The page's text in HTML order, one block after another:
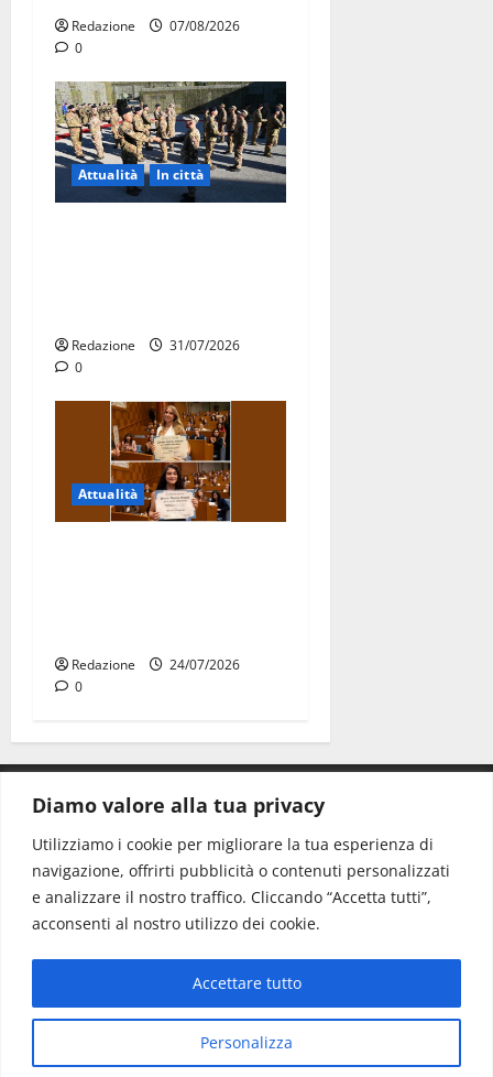
Diamo valore alla tua privacy
Utilizziamo i cookie per migliorare la tua esperienza di
navigazione, offrirti pubblicità o contenuti personalizzati
e analizzare il nostro traffico. Cliccando “Accetta tutti”,
acconsenti al nostro utilizzo dei cookie.
Personalizza
Accettare tutto
Redazione
07/08/2026
0
Attualità In città
Redazione
31/07/2026
0
Attualità
Redazione
24/07/2026
0
CONTATTI.
Redazione: redazione@www.martinasera.it
Direttore:direttore@www.martinasera.it
Info & Commerciale:info@www.martinasera.it
Home News Vivere la città EVENTI
Salute
Il Blog del Direttore